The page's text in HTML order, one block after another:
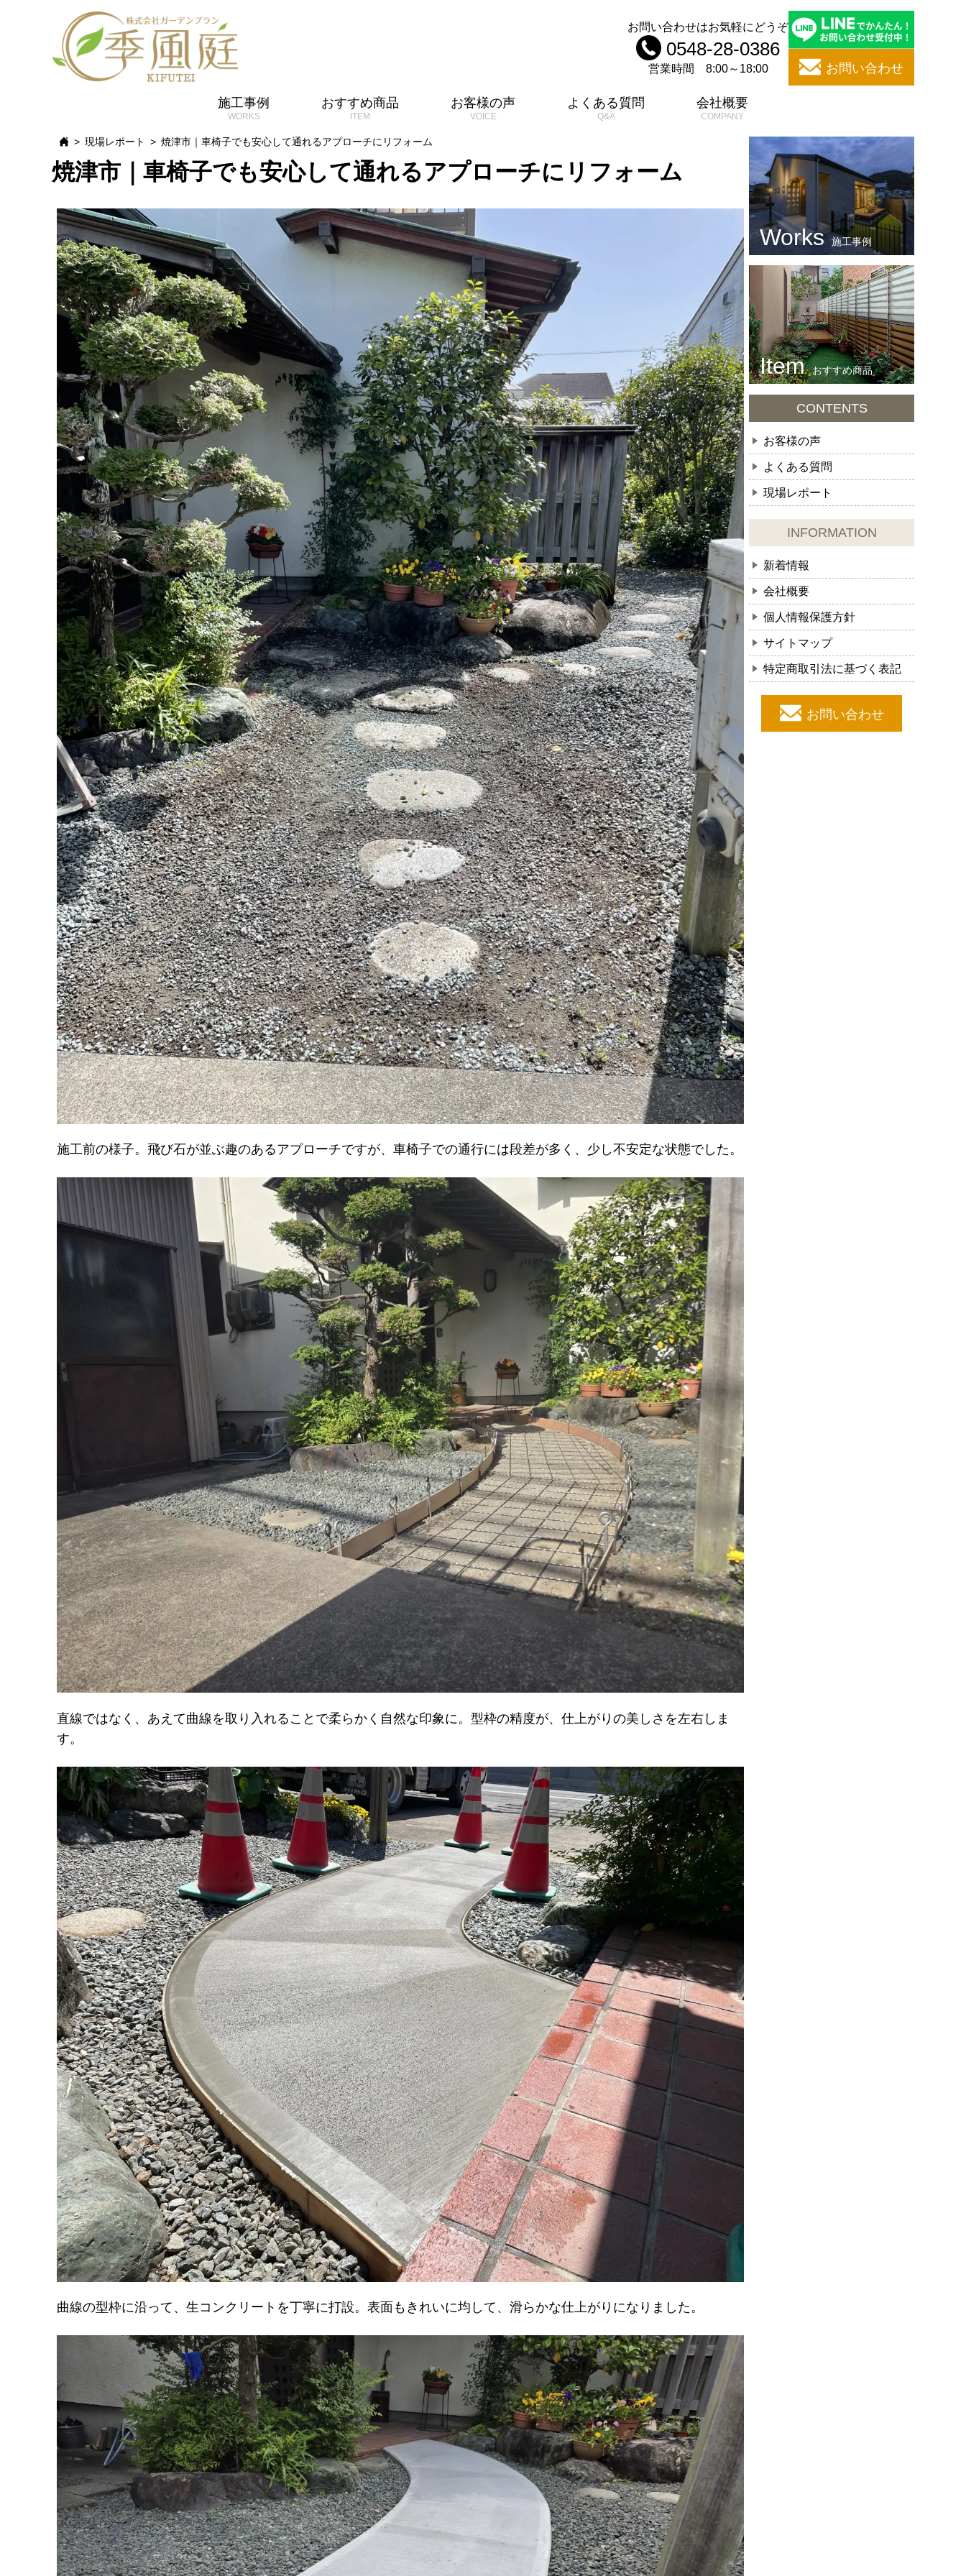
お問い合わせはお気軽にどうぞ
0548-28-0386
営業時間 8:00～18:00 お問い合わせ
施工事例 おすすめ商品 お客様の声 よくある質問 会社概要
現場レポート 焼津市｜車椅子でも安心して通れるアプローチにリフォーム
焼津市｜車椅子でも安心して通れるアプローチにリフォーム
施工前の様子。飛び石が並ぶ趣のあるアプローチですが、車椅子での通行には段差が多く、少し不安定な状態でした。
直線ではなく、あえて曲線を取り入れることで柔らかく自然な印象に。型枠の精度が、仕上がりの美しさを左右しま
す。
曲線の型枠に沿って、生コンクリートを丁寧に打設。表面もきれいに均して、滑らかな仕上がりになりました。
施工事例
おすすめ商品
CONTENTS
お客様の声
よくある質問
現場レポート
INFORMATION
新着情報
会社概要
個人情報保護方針
サイトマップ
特定商取引法に基づく表記
お問い合わせ